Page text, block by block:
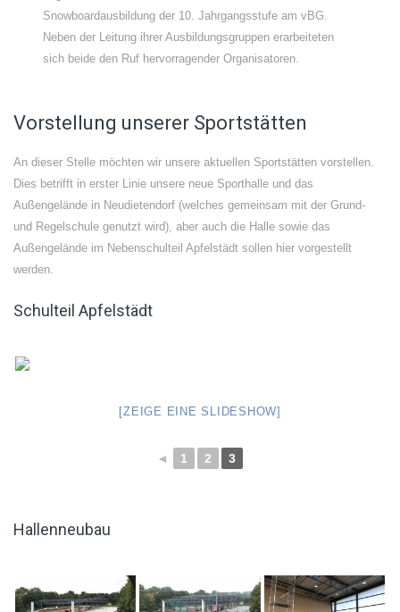
Snowboardausbildung der 10. Jahrgangsstufe am vBG.
Neben der Leitung ihrer Ausbildungsgruppen erarbeiteten
sich beide den Ruf hervorragender Organisatoren.
Vorstellung unserer Sportstätten
An dieser Stelle möchten wir unsere aktuellen Sportstätten vorstellen.
Dies betrifft in erster Linie unsere neue Sporthalle und das
Außengelände in Neudietendorf (welches gemeinsam mit der Grund-
und Regelschule genutzt wird), aber auch die Halle sowie das
Außengelände im Nebenschulteil Apfelstädt sollen hier vorgestellt
werden.
Schulteil Apfelstädt
[ZEIGE EINE SLIDESHOW]
◄ 1 2 3
Hallenneubau